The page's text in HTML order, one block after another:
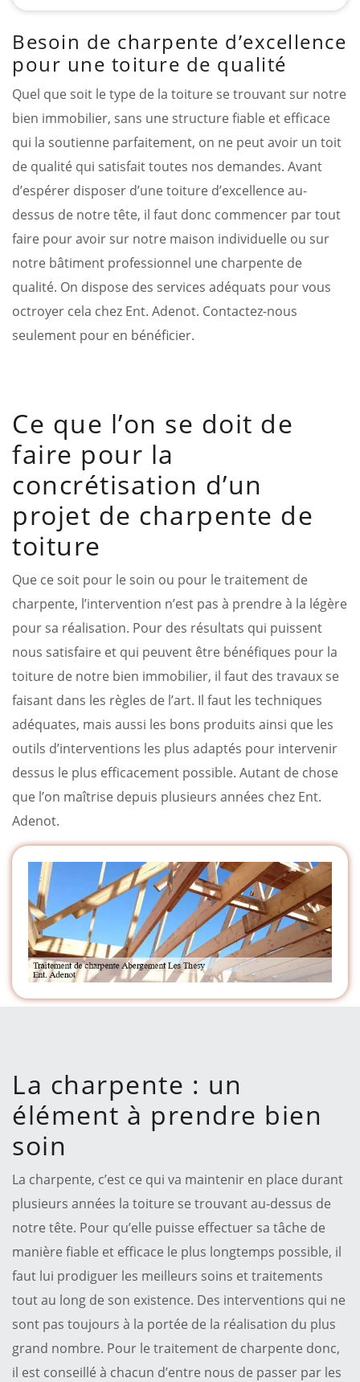
Besoin de charpente d’excellence
pour une toiture de qualité
Quel que soit le type de la toiture se trouvant sur notre
bien immobilier, sans une structure fiable et efficace
qui la soutienne parfaitement, on ne peut avoir un toit
de qualité qui satisfait toutes nos demandes. Avant
d’espérer disposer d’une toiture d’excellence au-
dessus de notre tête, il faut donc commencer par tout
faire pour avoir sur notre maison individuelle ou sur
notre bâtiment professionnel une charpente de
qualité. On dispose des services adéquats pour vous
octroyer cela chez Ent. Adenot. Contactez-nous
seulement pour en bénéficier.
Ce que l’on se doit de
faire pour la
concrétisation d’un
projet de charpente de
toiture
Que ce soit pour le soin ou pour le traitement de
charpente, l’intervention n’est pas à prendre à la légère
pour sa réalisation. Pour des résultats qui puissent
nous satisfaire et qui peuvent être bénéfiques pour la
toiture de notre bien immobilier, il faut des travaux se
faisant dans les règles de l’art. Il faut les techniques
adéquates, mais aussi les bons produits ainsi que les
outils d’interventions les plus adaptés pour intervenir
dessus le plus efficacement possible. Autant de chose
que l’on maîtrise depuis plusieurs années chez Ent.
Adenot.
La charpente : un
élément à prendre bien
soin
La charpente, c’est ce qui va maintenir en place durant
plusieurs années la toiture se trouvant au-dessus de
notre tête. Pour qu’elle puisse effectuer sa tâche de
manière fiable et efficace le plus longtemps possible, il
faut lui prodiguer les meilleurs soins et traitements
tout au long de son existence. Des interventions qui ne
sont pas toujours à la portée de la réalisation du plus
grand nombre. Pour le traitement de charpente donc,
il est conseillé à chacun d’entre nous de passer par les